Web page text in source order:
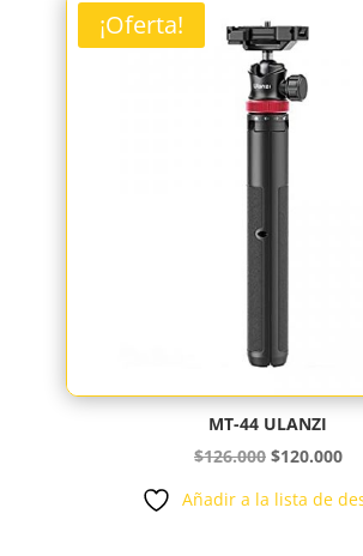
¡Oferta!
MT-44 ULANZI
$126.000 El
$120.000El
Añadir a la lista de